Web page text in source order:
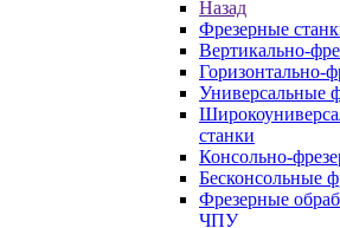
Назад
Фрезерные
Вертикально-
Горизонтально-
Универсальные
станки
Консольно-
Бесконсольные
Фрезерные
ЧПУ